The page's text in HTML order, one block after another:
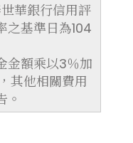
華銀行信用評
之基準日為104
金額乘以3％加
其他相關費用
。